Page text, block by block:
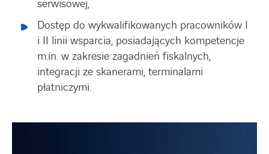
serwisowej,
Dostęp do wykwalifikowanych pracowników I
i II linii wsparcia, posiadających kompetencje
m.in. w zakresie zagadnień fiskalnych,
integracji ze skanerami, terminalami
płatniczymi.